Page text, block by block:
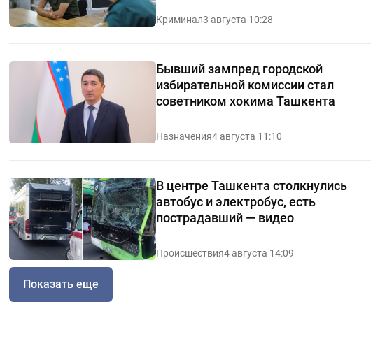
Криминал3 августа 10:28
Бывший зампред городской
избирательной комиссии стал
советником хокима Ташкента
Назначения4 августа 11:10
В центре Ташкента столкнулись
автобус и электробус, есть
пострадавший — видео
Происшествия4 августа 14:09
Показать еще